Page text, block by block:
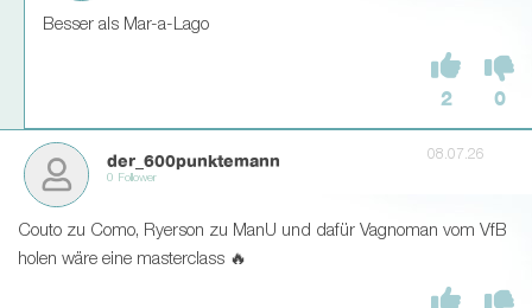
Besser als Mar-a-Lago
2 0
der_600punktemann
0 Follower
08.07.26
Couto zu Como, Ryerson zu ManU und dafür Vagnoman vom VfB
holen wäre eine masterclass 🔥